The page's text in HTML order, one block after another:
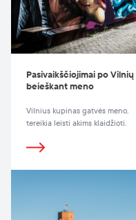
Pasivaikščiojimai po Vilnių
beieškant meno
Vilnius kupinas gatvės meno,
tereikia leisti akims klaidžioti.